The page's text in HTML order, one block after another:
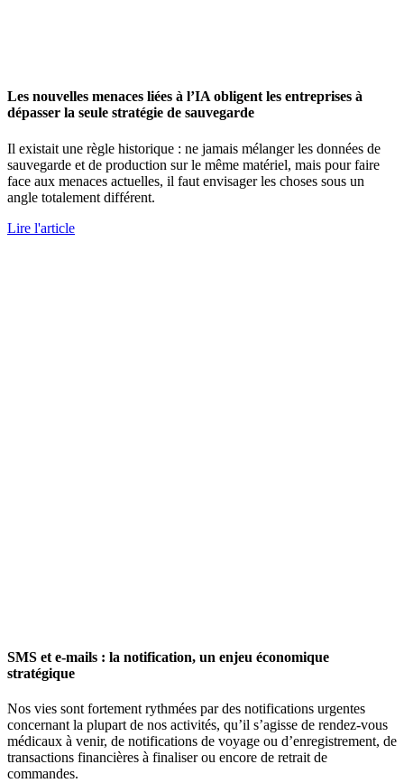
Les nouvelles menaces liées à l’IA obligent les entreprises à
dépasser la seule stratégie de sauvegarde
Il existait une règle historique : ne jamais mélanger les données de
sauvegarde et de production sur le même matériel, mais pour faire
face aux menaces actuelles, il faut envisager les choses sous un
angle totalement différent.
Lire l'article
SMS et e-mails : la notification, un enjeu économique
stratégique
Nos vies sont fortement rythmées par des notifications urgentes
concernant la plupart de nos activités, qu’il s’agisse de rendez-vous
médicaux à venir, de notifications de voyage ou d’enregistrement, de
transactions financières à finaliser ou encore de retrait de
commandes.